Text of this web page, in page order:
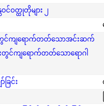
ဝတ္ထုတိုများ ၂
တွင်ကျရောက်တတ်သောအင်းဆက်
ားတွင်ကျရောက်တတ်သောရောဂါ
ြင်း